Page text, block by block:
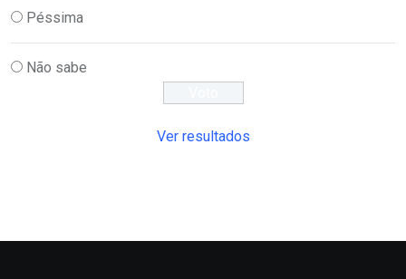
Péssima
Não sabe
Ver resultados